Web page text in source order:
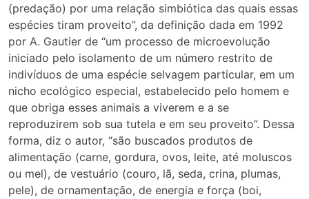
(predação) por uma relação simbiótica das quais essas
espécies tiram proveito”, da definição dada em 1992
por A. Gautier de “um processo de microevolução
iniciado pelo isolamento de um número restrito de
indivíduos de uma espécie selvagem particular, em um
nicho ecológico especial, estabelecido pelo homem e
que obriga esses animais a viverem e a se
reproduzirem sob sua tutela e em seu proveito”. Dessa
forma, diz o autor, “são buscados produtos de
alimentação (carne, gordura, ovos, leite, até moluscos
ou mel), de vestuário (couro, lã, seda, crina, plumas,
pele), de ornamentação, de energia e força (boi,